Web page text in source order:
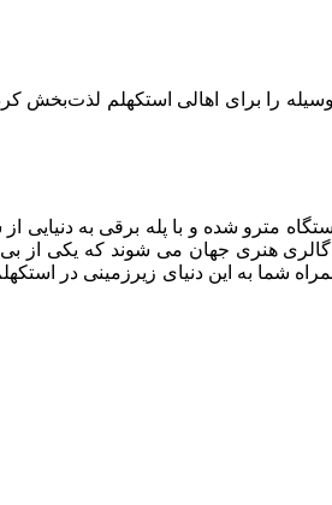
مترو شده و با پله برقی به دنیایی
هنری جهان می شوند که یکی از
شما به این دنیای زیرزمینی در